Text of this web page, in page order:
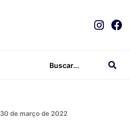
30 de março de 2022